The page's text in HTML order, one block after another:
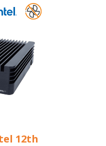
design
pour une
systèmes
de sécurité
12th